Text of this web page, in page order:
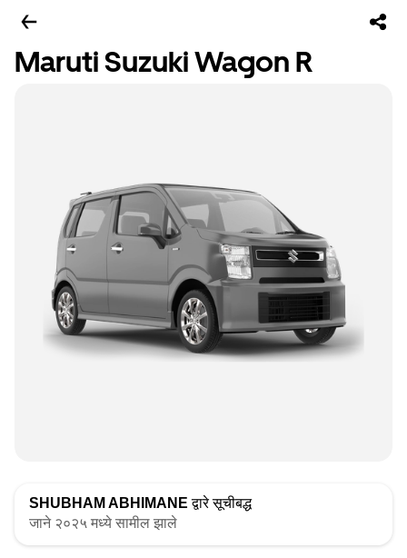
Maruti Suzuki Wagon R
SHUBHAM ABHIMANE द्वारे सूचीबद्ध
जाने २०२५ मध्ये सामील झाले